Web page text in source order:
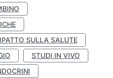
SULLA SALUTE
STUDI IN VIVO